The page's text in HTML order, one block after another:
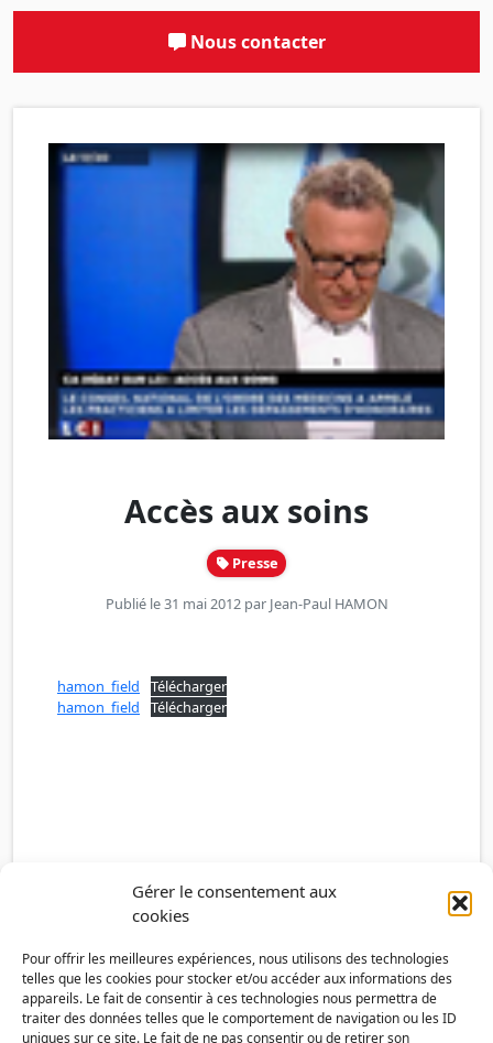
Gérer le consentement aux
cookies
Pour offrir les meilleures expériences, nous utilisons des technologies
telles que les cookies pour stocker et/ou accéder aux informations des
appareils. Le fait de consentir à ces technologies nous permettra de
traiter des données telles que le comportement de navigation ou les ID
uniques sur ce site. Le fait de ne pas consentir ou de retirer son
Accès aux soins
Presse
Publié le 31 mai 2012 par Jean-Paul HAMON
hamon_field
Télécharger
hamon_field
Télécharger
Nous contacter